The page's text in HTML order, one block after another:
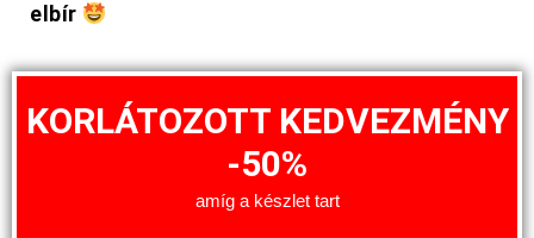
elbír
KORLÁTOZOTT KEDVEZMÉNY
-50%
amíg a készlet tart